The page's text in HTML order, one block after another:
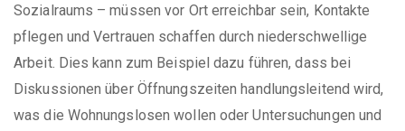
Sozialraums – müssen vor Ort erreichbar sein, Kontakte
pflegen und Vertrauen schaffen durch niederschwellige
Arbeit. Dies kann zum Beispiel dazu führen, dass bei
Diskussionen über Öffnungszeiten handlungsleitend wird,
was die Wohnungslosen wollen oder Untersuchungen und